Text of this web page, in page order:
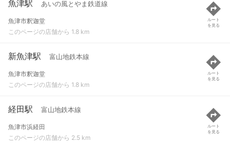
魚津駅 あいの風とやま鉄道線
魚津市釈迦堂
このページの店舗から 1.8 km
ルート
を見る
新魚津駅 富山地鉄本線
魚津市釈迦堂
このページの店舗から 1.8 km
ルート
を見る
経田駅 富山地鉄本線
魚津市浜経田
このページの店舗から 2.5 km
ルート
を見る